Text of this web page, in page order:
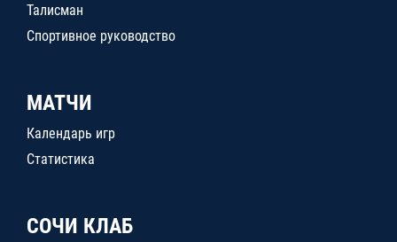
Талисман
Спортивное руководство
МАТЧИ
Календарь игр
Статистика
СОЧИ КЛАБ